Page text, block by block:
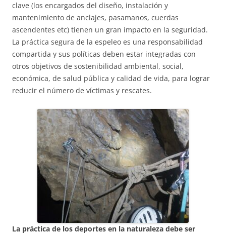
clave (los encargados del diseño, instalación y
mantenimiento de anclajes, pasamanos, cuerdas
ascendentes etc) tienen un gran impacto en la seguridad.
La práctica segura de la espeleo es una responsabilidad
compartida y sus políticas deben estar integradas con
otros objetivos de sostenibilidad ambiental, social,
económica, de salud pública y calidad de vida, para lograr
reducir el número de víctimas y rescates.
La práctica de los deportes en la naturaleza debe ser